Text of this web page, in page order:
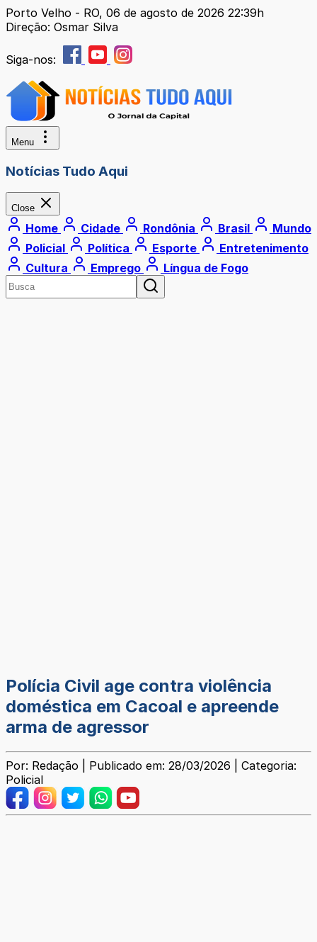
Porto Velho - RO, 06 de agosto de 2026 22:39h
Direção: Osmar Silva
Siga-nos:
Menu
Notícias Tudo Aqui
Close
Home Cidade Rondônia Brasil
Mundo
Policial
Política Esporte
Entretenimento
Cultura
Emprego Língua de Fogo
Polícia Civil age contra violência
doméstica em Cacoal e apreende
arma de agressor
Por: Redação | Publicado em: 28/03/2026 | Categoria:
Policial